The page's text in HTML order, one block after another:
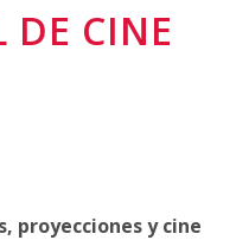
DE CINE
proyecciones y cine